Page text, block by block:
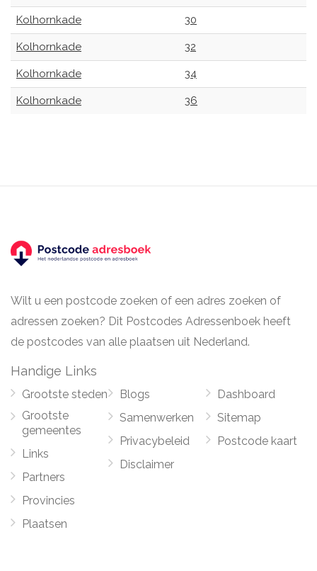
Kolhornkade 30
Kolhornkade 32
Kolhornkade 34
Kolhornkade 36
Wilt u een postcode zoeken of een adres zoeken of
adressen zoeken? Dit Postcodes Adressenboek heeft
de postcodes van alle plaatsen uit Nederland.
Handige Links
Grootste steden
Grootste
gemeentes
Links
Partners
Provincies
Plaatsen
Blogs
Samenwerken
Privacybeleid
Disclaimer
Dashboard
Sitemap
Postcode kaart